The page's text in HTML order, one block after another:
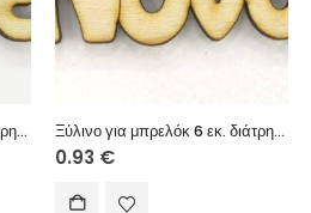
Ξύλινο για μπρελόκ 6 εκ. διάτρητο (Νονέ) Ξύλινο για μπρελόκ 6 εκ. διάτρητο (Νονά)
0.93 €